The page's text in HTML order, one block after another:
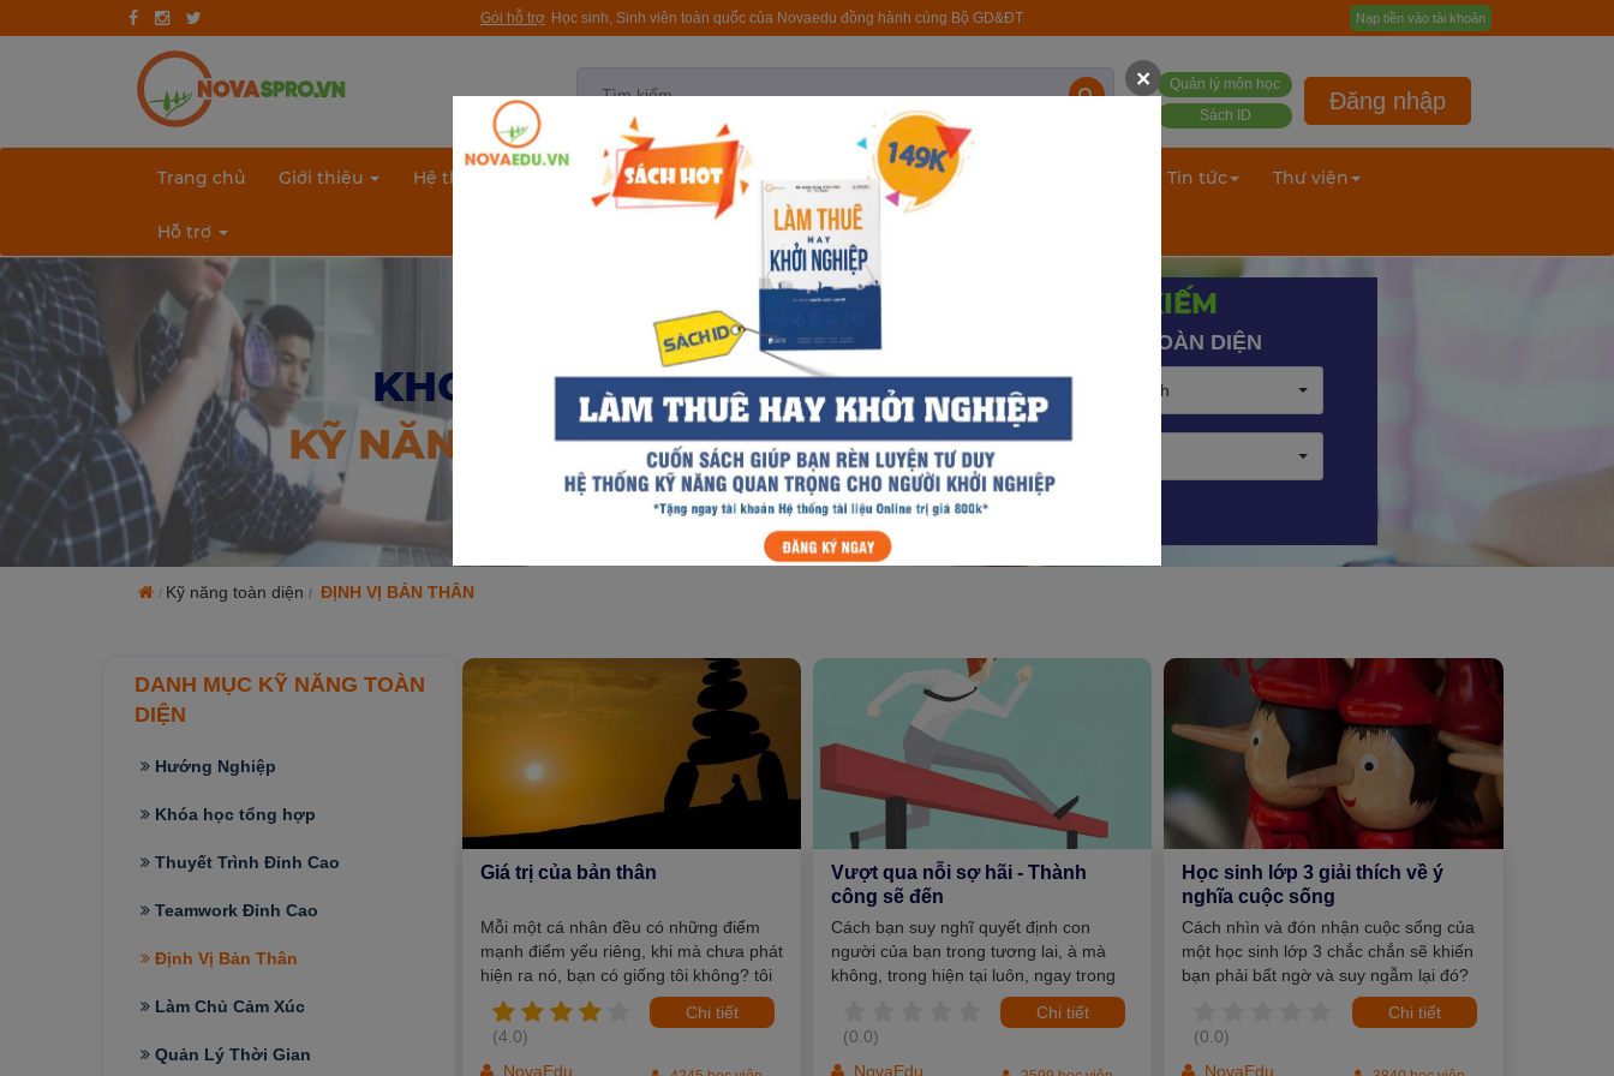
Trang chủ
Giới thiệu
Quy trình hướng nghiệp
Tài liệu
Khóa học
Đơn vị đào tạo
Nhóm ngành nghề
Gương sáng học sinh - người nổi tiếng
Xu hướng ngành nghề
$ Nạp tiền
Gói hỗ trợ Học sinh, Sinh viên toàn quốc của Novaedu đồng hành cùng Bộ GD&ĐT Nạp tiền vào tài khoản
Quản lý môn học
Sách ID
Đăng nhập
Trang chủ Giới thiệu Hệ thống bài test Quy trình NovaSpro Tài liệu Khóa học Tin tức Thư viện
Hỗ trợ
KHO TÀI LIỆU
KỸ NĂNG TOÀN DIỆN
TÌM KIẾM
KỸ NĂNG TOÀN DIỆN
Sắp xếp theo mặc định
Sắp xếp theo giá bán
Kỹ năng toàn diện ĐỊNH VỊ BẢN THÂN
DANH MỤC KỸ NĂNG TOÀN
DIỆN
Hướng Nghiệp
Khóa học tổng hợp
Thuyết Trình Đỉnh Cao
Teamwork Đỉnh Cao
Định Vị Bản Thân
Làm Chủ Cảm Xúc
Quản Lý Thời Gian
Giá trị của bản thân
Mỗi một cá nhân đều có những điểm
mạnh điểm yếu riêng, khi mà chưa phát
hiện ra nó, bạn có giống tôi không? tôi
trách mình vô dụng và chẳng được tích
sự gì sất? Sao tôi lại tồn tại trên trái đất
này, tôi còn sống để làm gì? Nếu đồng
cảm với tôi, bạn hãy xem video này
(4.0)
Chi tiết
NovaEdu
Vượt qua nỗi sợ hãi - Thành
công sẽ đến
Cách bạn suy nghĩ quyết định con
người của bạn trong tương lai, à mà
không, trong hiện tại luôn, ngay trong
giây phút này luôn ấy chứ :)) haha. Nếu
bạn sứ sợ sệt, lo lắng suốt ngày này
qua tháng khác thì chẳng khác nào bạn
dán lên mặt mình hai chữ thất bại to
(0.0)
Chi tiết
NovaEdu
Học sinh lớp 3 giải thích về ý
nghĩa cuộc sống
Cách nhìn và đón nhận cuộc sống của
một học sinh lớp 3 chắc chắn sẽ khiến
bạn phải bất ngờ và suy ngẫm lại đó?
Vì bạn cũng từng là học sinh lớp 3 mà?
Bạn có chắc rằng ở thời điểm đó, bạn
sẽ nghĩ khác cô bé này? Chắc chắn
video sẽ khiến bạn ngẩn người và ồ lên
(0.0)
Chi tiết
NovaEdu
×